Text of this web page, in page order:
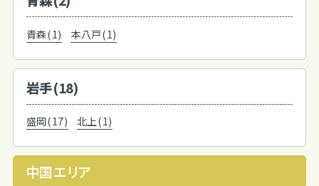
青森(1) 本八戸(1)
岩手(18)
盛岡(17) 北上(1)
中国エリア